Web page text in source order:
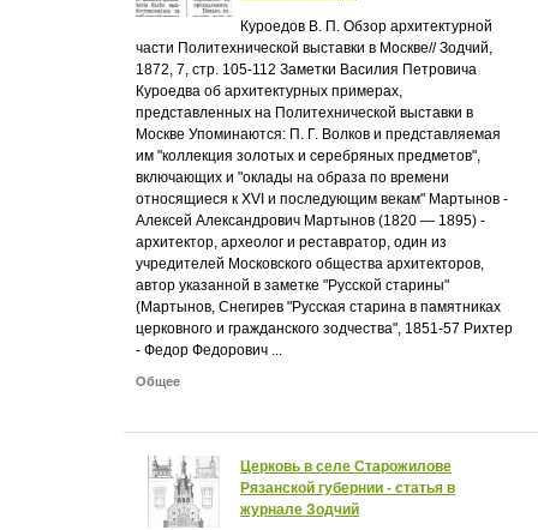
Куроедов В. П. Обзор архитектурной
части Политехнической выставки в Москве// Зодчий,
1872, 7, стр. 105-112 Заметки Василия Петровича
Куроедва об архитектурных примерах,
представленных на Политехнической выставки в
Москве Упоминаются: П. Г. Волков и представляемая
им "коллекция золотых и серебряных предметов",
включающих и "оклады на образа по времени
относящиеся к XVI и последующим векам" Мартынов -
Алексей Александрович Мартынов (1820 — 1895) -
архитектор, археолог и реставратор, один из
учредителей Московского общества архитекторов,
автор указанной в заметке "Русской старины"
(Мартынов, Снегирев "Русская старина в памятниках
церковного и гражданского зодчества", 1851-57 Рихтер
- Федор Федорович ...
Общее
Церковь в селе Старожилове
Рязанской губернии - статья в
журнале Зодчий